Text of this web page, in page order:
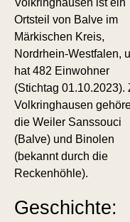
Volkringhausen ist ein
Ortsteil von Balve im
Märkischen Kreis,
Nordrhein-Westfalen,
hat 482 Einwohner
(Stichtag 01.10.2023).
Volkringhausen
die Weiler Sanssouci
(Balve) und Binolen
(bekannt durch die
Reckenhöhle).
Geschichte: